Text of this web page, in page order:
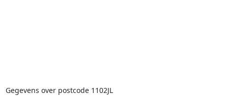
Gegevens over postcode 1102JL